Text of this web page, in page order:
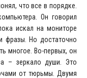
что все в порядке.
Он говорил
искал на мониторе
фразы. Но достаточно
многое. Во-первых, он
– зеркало души. Это
от тюрьмы. Двумя